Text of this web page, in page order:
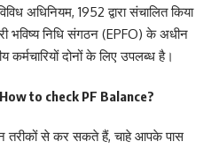
अधिनियम, 1952 द्वारा संचालित किया
भविष्य निधि संगठन (EPFO) के अधीन
कर्मचारियों दोनों के लिए उपलब्ध है।
to check PF Balance?
तरीकों से कर सकते हैं, चाहे आपके पास